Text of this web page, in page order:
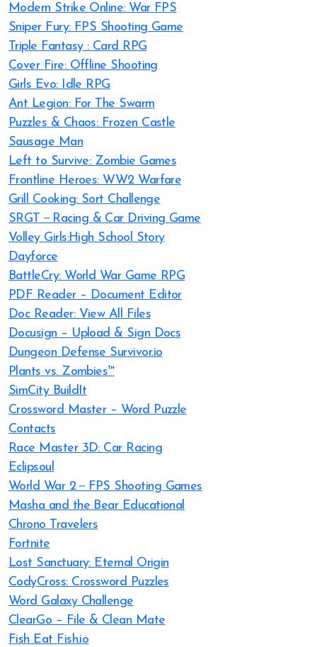
Modern Strike Online: War FPS
Sniper Fury: FPS Shooting Game
Triple Fantasy : Card RPG
Cover Fire: Offline Shooting
Girls Evo: Idle RPG
Ant Legion: For The Swarm
Puzzles & Chaos: Frozen Castle
Sausage Man
Left to Survive: Zombie Games
Frontline Heroes: WW2 Warfare
Grill Cooking: Sort Challenge
SRGT－Racing & Car Driving Game
Volley Girls:High School Story
Dayforce
BattleCry: World War Game RPG
PDF Reader – Document Editor
Doc Reader: View All Files
Docusign – Upload & Sign Docs
Dungeon Defense Survivor.io
Plants vs. Zombies™
SimCity BuildIt
Crossword Master – Word Puzzle
Contacts
Race Master 3D: Car Racing
Eclipsoul
World War 2－FPS Shooting Games
Masha and the Bear Educational
Chrono Travelers
Fortnite
Lost Sanctuary: Eternal Origin
CodyCross: Crossword Puzzles
Word Galaxy Challenge
ClearGo – File & Clean Mate
Fish Eat Fish.io